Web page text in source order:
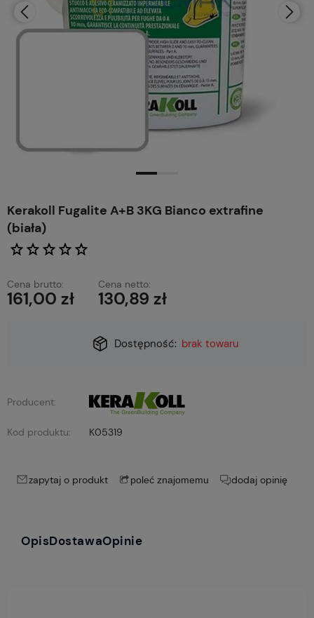
Kerakoll Fugalite A+B 3KG Bianco extrafine
(biała)
Cena brutto:
161,00 zł
Cena netto:
130,89 zł
Dostępność: brak towaru
Producent:
Kod produktu: K05319
zapytaj o produkt poleć znajomemu dodaj opinię
OpisDostawaOpinie